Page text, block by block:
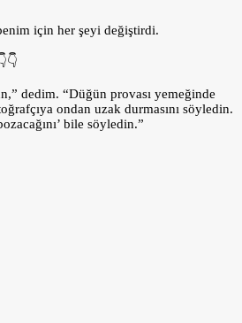
için her şeyi değiştirdi.
dedim. “Düğün provası yemeğinde
ondan uzak durmasını söyledin.
bile söyledin.”